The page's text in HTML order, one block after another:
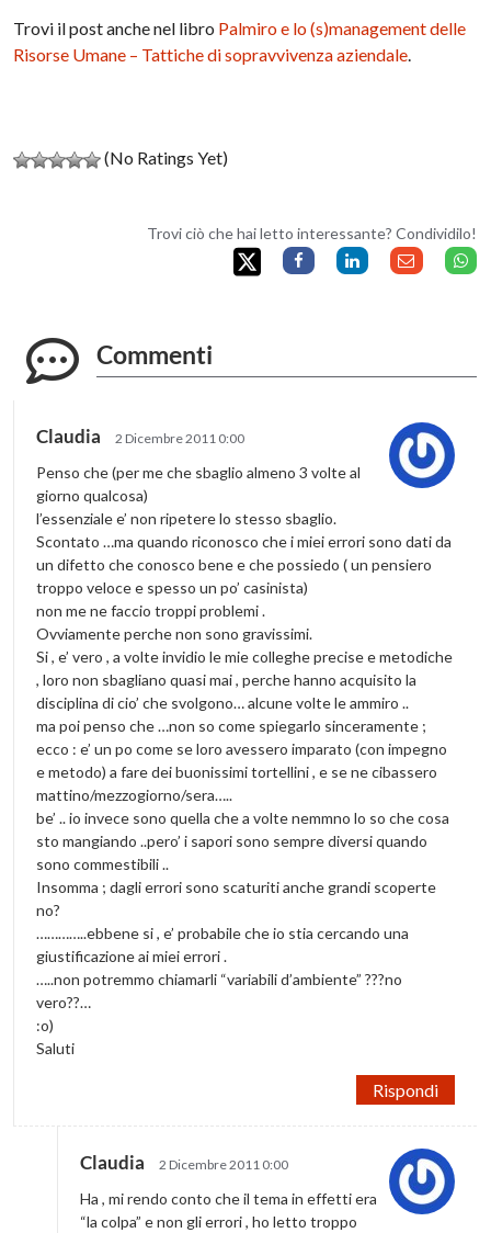
Trovi il post anche nel libro Palmiro e lo (s)management delle
Risorse Umane – Tattiche di sopravvivenza aziendale.
(No Ratings Yet)
Trovi ciò che hai letto interessante? Condividilo!
Commenti
Claudia 2 Dicembre 2011 0:00
Penso che (per me che sbaglio almeno 3 volte al
giorno qualcosa)
l’essenziale e’ non ripetere lo stesso sbaglio.
Scontato …ma quando riconosco che i miei errori sono dati da
un difetto che conosco bene e che possiedo ( un pensiero
troppo veloce e spesso un po’ casinista)
non me ne faccio troppi problemi .
Ovviamente perche non sono gravissimi.
Si , e’ vero , a volte invidio le mie colleghe precise e metodiche
, loro non sbagliano quasi mai , perche hanno acquisito la
disciplina di cio’ che svolgono… alcune volte le ammiro ..
ma poi penso che …non so come spiegarlo sinceramente ;
ecco : e’ un po come se loro avessero imparato (con impegno
e metodo) a fare dei buonissimi tortellini , e se ne cibassero
mattino/mezzogiorno/sera…..
be’ .. io invece sono quella che a volte nemmno lo so che cosa
sto mangiando ..pero’ i sapori sono sempre diversi quando
sono commestibili ..
Insomma ; dagli errori sono scaturiti anche grandi scoperte
no?
…………..ebbene si , e’ probabile che io stia cercando una
giustificazione ai miei errori .
…..non potremmo chiamarli “variabili d’ambiente” ???no
vero??…
:o)
Saluti
Rispondi
Claudia 2 Dicembre 2011 0:00
Ha , mi rendo conto che il tema in effetti era
“la colpa” e non gli errori , ho letto troppo